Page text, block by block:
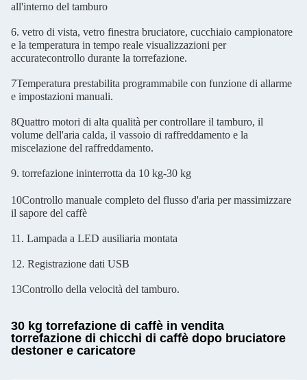
all'interno del tamburo
6. vetro di vista, vetro finestra bruciatore, cucchiaio campionatore
e la temperatura in tempo reale visualizzazioni per
accuratecontrollo durante la torrefazione.
7Temperatura prestabilita programmabile con funzione di allarme
e impostazioni manuali.
8Quattro motori di alta qualità per controllare il tamburo, il
volume dell'aria calda, il vassoio di raffreddamento e la
miscelazione del raffreddamento.
9. torrefazione ininterrotta da 10 kg-30 kg
10Controllo manuale completo del flusso d'aria per massimizzare
il sapore del caffè
11. Lampada a LED ausiliaria montata
12. Registrazione dati USB
13Controllo della velocità del tamburo.
30 kg torrefazione di caffè in vendita
torrefazione di chicchi di caffè dopo bruciatore
destoner e caricatore